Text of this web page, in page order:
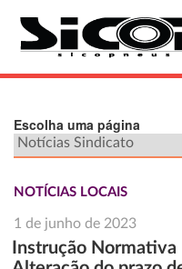
Escolha uma página
NOTÍCIAS LOCAIS
1 de junho de 2023
Instrução